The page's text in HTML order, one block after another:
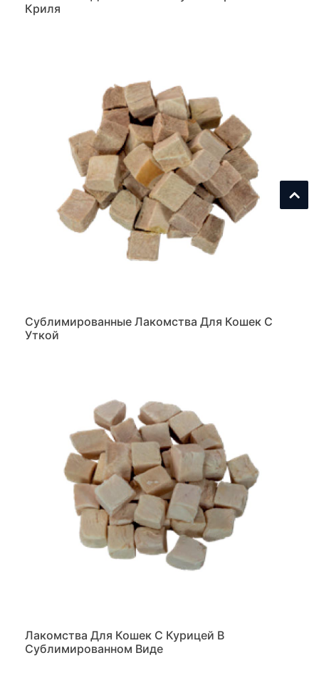
Криля
Сублимированные Лакомства Для Кошек С
Уткой
Лакомства Для Кошек С Курицей В
Сублимированном Виде